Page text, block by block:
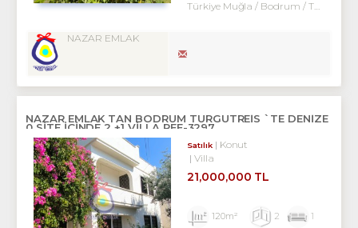
Türkiye Muğla / Bodrum / Turgutreis
NAZAR EMLAK
NAZAR EMLAK TAN BODRUM TURGUTREİS `TE DENİZE
0 SİTE İÇİNDE 2 +1 VİLLA REF-3297
Satılık
Konut
Villa
21,000,000 TL
120m² 2
1